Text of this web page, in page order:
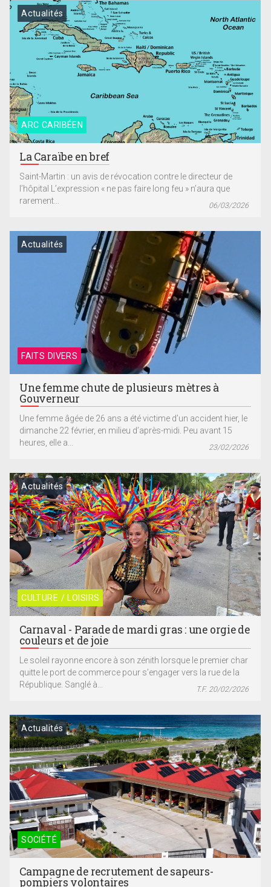
ARC CARIBÉEN
Actualités
La Caraïbe en bref
Saint-Martin : un avis de révocation contre le directeur de
l’hôpital L’expression « ne pas faire long feu » n’aura que
rarement...
06/03/2026
FAITS DIVERS
Actualités
Une femme chute de plusieurs mètres à
Gouverneur
Une femme âgée de 26 ans a été victime d’un accident hier, le
dimanche 22 février, en milieu d’après-midi. Peu avant 15
heures, elle a...
23/02/2026
CULTURE / LOISIRS
Actualités
Carnaval - Parade de mardi gras : une orgie de
couleurs et de joie
Le soleil rayonne encore à son zénith lorsque le premier char
quitte le port de commerce pour s’engager vers la rue de la
République. Sanglé à...
T.F. 20/02/2026
SOCIÉTÉ
Actualités
Campagne de recrutement de sapeurs-
pompiers volontaires